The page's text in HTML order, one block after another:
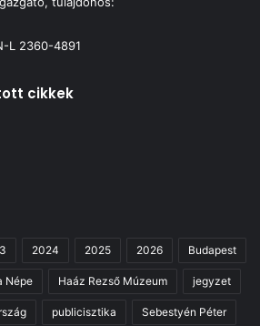
L 2360-4891
cikkek
2024 2025 2026 Budapest
Népe Haáz Rezső Múzeum jegyzet
publicisztika Sebestyén Péter